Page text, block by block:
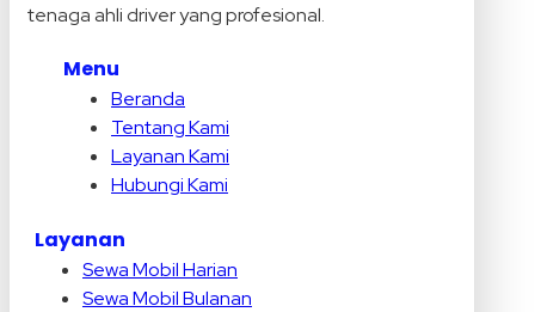
tenaga ahli driver yang profesional.
Menu
Beranda
Tentang Kami
Layanan Kami
Hubungi Kami
Layanan
Sewa Mobil Harian
Sewa Mobil Bulanan